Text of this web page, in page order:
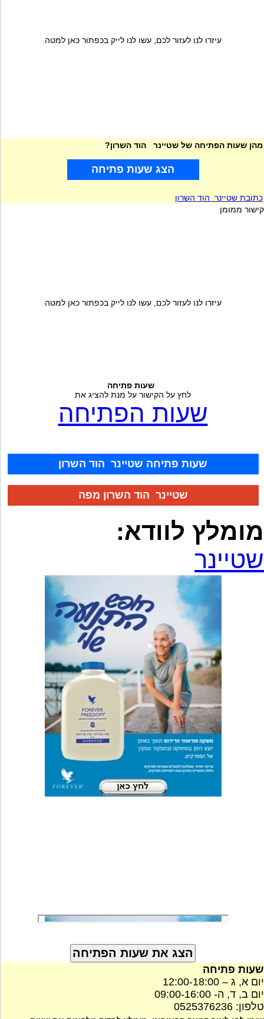
עיזרו לנו לעזור לכם, עשו לנו לייק בכפתור כאן למטה
מהן שעות הפתיחה של שטיינר הוד השרון?
הצג שעות פתיחה
כתובת שטיינר הוד השרון
קישור ממומן
עיזרו לנו לעזור לכם, עשו לנו לייק בכפתור כאן למטה
שעות פתיחה
לחץ על הקישור על מנת להציג את
שעות הפתיחה
שעות פתיחה שטיינר הוד השרון
שטיינר הוד השרון מפה
מומלץ לוודא:
שטיינר
שעות פתיחה
יום א, ג – 12:00-18:00
יום ב, ד, ה- 09:00-16:00
טלפון: 0525376236